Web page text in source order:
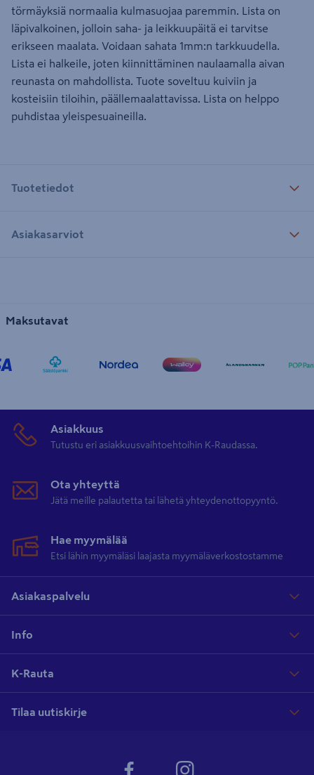
törmäyksiä normaalia kulmasuojaa paremmin. Lista on
läpivalkoinen, jolloin saha- ja leikkuupäitä ei tarvitse
erikseen maalata. Voidaan sahata 1mm:n tarkkuudella.
Lista ei halkeile, joten kiinnittäminen naulaamalla aivan
reunasta on mahdollista. Tuote soveltuu kuiviin ja
kosteisiin tiloihin, päällemaalattavissa. Lista on helppo
puhdistaa yleispesuaineilla.
Tuotetiedot
Asiakasarviot
Maksutavat
Asiakkuus
Tutustu eri asiakkuusvaihtoehtoihin K-Raudassa.
Ota yhteyttä
Jätä meille palautetta tai lähetä yhteydenottopyyntö.
Hae myymälää
Etsi lähin myymäläsi laajasta myymäläverkostostamme
Asiakaspalvelu
Info
K-Rauta
Tilaa uutiskirje